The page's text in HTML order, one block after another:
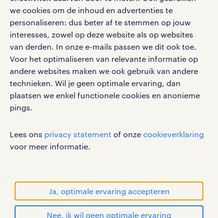
we cookies om de inhoud en advertenties te
personaliseren: dus beter af te stemmen op jouw
interesses, zowel op deze website als op websites
van derden. In onze e-mails passen we dit ook toe.
Voor het optimaliseren van relevante informatie op
andere websites maken we ook gebruik van andere
technieken. Wil je geen optimale ervaring, dan
plaatsen we enkel functionele cookies en anonieme
pings.
Lees ons privacy statement of onze cookieverklaring
voor meer informatie.
Ja, optimale ervaring accepteren
Nee, ik wil geen optimale ervaring
Volg ons voor de leukste content omtrent
vacatures, solliciteren en inspiratie.
werken bij randstad
gebruikersvoorwaarden
privacystatement
cookies
handelsmerken van Randstad N.V.
© Randstad 2026